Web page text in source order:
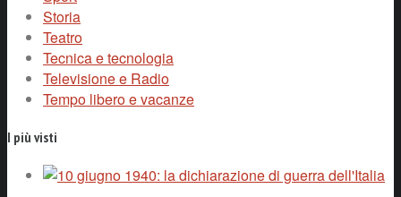
Storia
Teatro
Tecnica e tecnologia
Televisione e Radio
Tempo libero e vacanze
I più visti